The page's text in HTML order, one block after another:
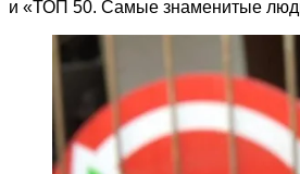
и «ТОП 50. Самые знаменитые